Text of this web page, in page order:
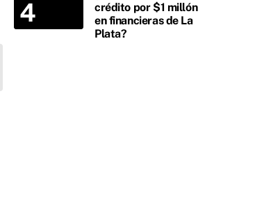
crédito por $1 millón
en financieras de La
Plata?